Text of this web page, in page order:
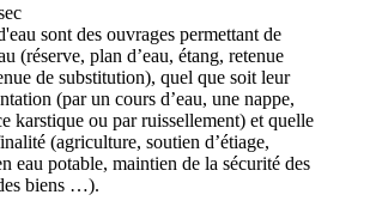
sont des ouvrages permettant de
(réserve, plan d’eau, étang, retenue
de substitution), quel que soit leur
(par un cours d’eau, une nappe,
karstique ou par ruissellement) et quelle
(agriculture, soutien d’étiage,
eau potable, maintien de la sécurité des
biens …).